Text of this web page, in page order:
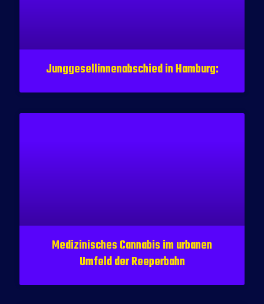
Junggesellinnenabschied in Hamburg:
Medizinisches Cannabis im urbanen
Umfeld der Reeperbahn